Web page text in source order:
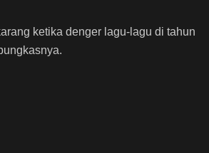
ketika denger lagu-lagu di tahun